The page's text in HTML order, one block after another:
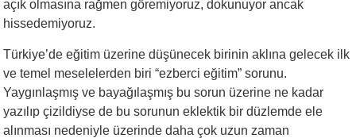
açık olmasına rağmen göremiyoruz, dokunuyor ancak
hissedemiyoruz.
Türkiye’de eğitim üzerine düşünecek birinin aklına gelecek ilk
ve temel meselelerden biri “ezberci eğitim” sorunu.
Yaygınlaşmış ve bayağılaşmış bu sorun üzerine ne kadar
yazılıp çizildiyse de bu sorunun eklektik bir düzlemde ele
alınması nedeniyle üzerinde daha çok uzun zaman